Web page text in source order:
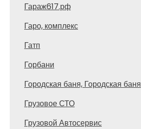
Гараж617.рф
Гаро, комплекс
Гатп
Горбани
Городская баня, Городская баня
Грузовое СТО
Грузовой Автосервис